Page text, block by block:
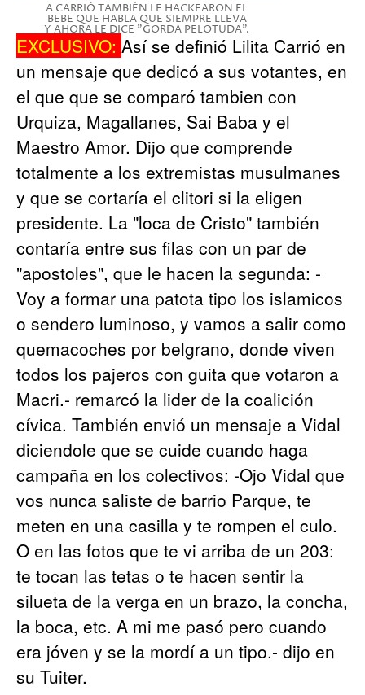
A CARRIÓ TAMBIÉN LE HACKEARON EL
BEBE QUE HABLA QUE SIEMPRE LLEVA
Y AHORA LE DICE "GORDA PELOTUDA".
EXCLUSIVO: Así se definió Lilita Carrió en
un mensaje que dedicó a sus votantes, en
el que que se comparó tambien con
Urquiza, Magallanes, Sai Baba y el
Maestro Amor. Dijo que comprende
totalmente a los extremistas musulmanes
y que se cortaría el clitori si la eligen
presidente. La "loca de Cristo" también
contaría entre sus filas con un par de
"apostoles", que le hacen la segunda: -
Voy a formar una patota tipo los islamicos
o sendero luminoso, y vamos a salir como
quemacoches por belgrano, donde viven
todos los pajeros con guita que votaron a
Macri.- remarcó la lider de la coalición
cívica. También envió un mensaje a Vidal
diciendole que se cuide cuando haga
campaña en los colectivos: -Ojo Vidal que
vos nunca saliste de barrio Parque, te
meten en una casilla y te rompen el culo.
O en las fotos que te vi arriba de un 203:
te tocan las tetas o te hacen sentir la
silueta de la verga en un brazo, la concha,
la boca, etc. A mi me pasó pero cuando
era jóven y se la mordí a un tipo.- dijo en
su Tuiter.